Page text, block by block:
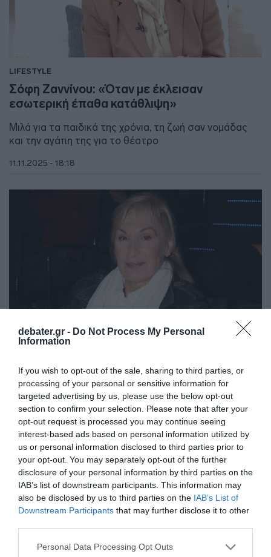
debater.gr - Do Not Process My Personal
Information
If you wish to opt-out of the sale, sharing to third parties, or
processing of your personal or sensitive information for
targeted advertising by us, please use the below opt-out
section to confirm your selection. Please note that after your
opt-out request is processed you may continue seeing
interest-based ads based on personal information utilized by
us or personal information disclosed to third parties prior to
your opt-out. You may separately opt-out of the further
disclosure of your personal information by third parties on the
IAB’s list of downstream participants. This information may
also be disclosed by us to third parties on the IAB’s List of
Downstream Participants that may further disclose it to other
Please note that this website/app uses one or more Google
Personal Data Processing Opt Outs
LIFESTYLE
Σόφη Ζαννίνου: «Όταν με έκλεισαν
εσωτερική έπαθα κατάθλιψη»
Μιλά για τα παιδικά της χρόνια, τη ζωή σαν νομάδας
και την αγάπη της για το θέατρο
11.11.2025 - 18:18
LIFESTYLE
Σόφη Ζαννίνου: «Έχω φάει κι εγώ το
“πακέτο” της πατριαρχίας – Ο πατέρας μου
με χαστούκισε έξω από μαγαζί»
«Είχαμε μια αυστηρότητα στο σπίτι, ένα πρέπει»
23.10.2025 - 20:36